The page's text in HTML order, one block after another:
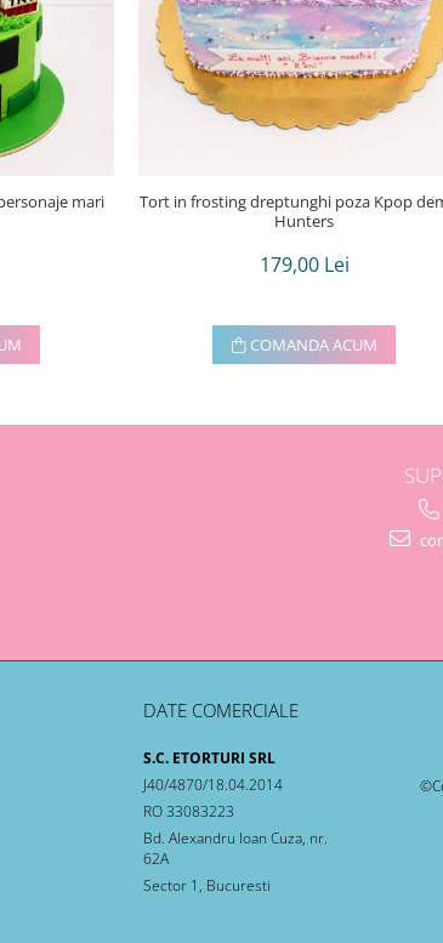
mari
Tort in frosting dreptunghi poza Kpop demon
Hunters
179,00 Lei
COMANDA ACUM
DATE COMERCIALE
S.C. ETORTURI SRL
J40/4870/18.04.2014
RO 33083223
Bd. Alexandru Ioan Cuza, nr.
62A
Sector 1, Bucuresti